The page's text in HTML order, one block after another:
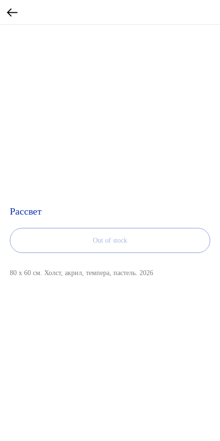
Рассвет
Out of stock
80 x 60 см. Холст, акрил, темпера, пастель. 2026